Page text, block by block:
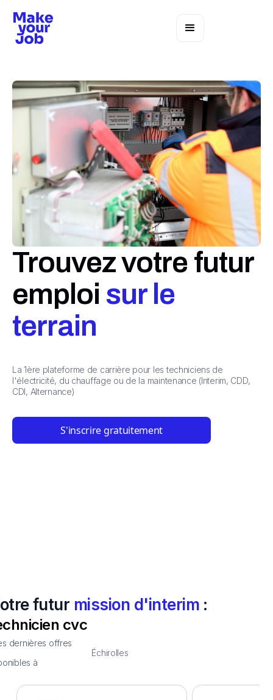
Trouvez votre futur
emploi sur le
terrain
La 1ère plateforme de carrière pour les techniciens de
l'électricité, du chauffage ou de la maintenance (Interim, CDD,
CDI, Alternance)
S'inscrire gratuitement
futur mission d'interim :
cvc
dernières offres
à
Échirolles